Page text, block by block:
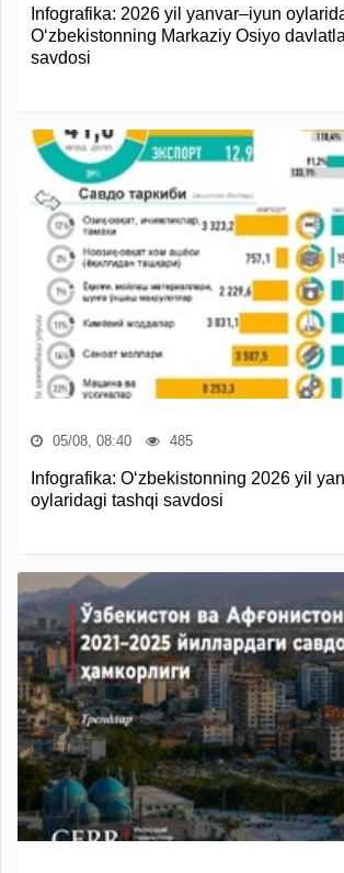
Infografika: 2026 yil yanvar–iyun
O‘zbekistonning Markaziy Osiyo
savdosi
05/08, 08:40 485
Infografika: O‘zbekistonning 2026 yil
oylaridagi tashqi savdosi